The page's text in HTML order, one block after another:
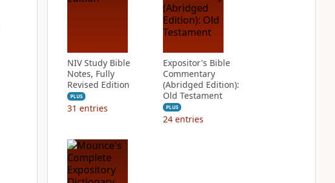
NIV Study Bible
Notes, Fully
Revised Edition
PLUS
31 entries
Expositor's Bible
Commentary
(Abridged Edition):
Old Testament
PLUS
24 entries